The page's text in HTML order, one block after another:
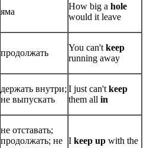
яма
How big a hole
would it leave
продолжать
You can't keep
running away
держать внутри;
не выпускать
I just can't keep
them all in
не отставать;
продолжать; не I keep up with the